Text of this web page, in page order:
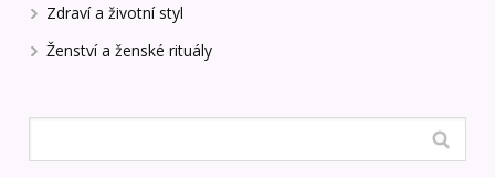
Zdraví a životní styl
Ženství a ženské rituály